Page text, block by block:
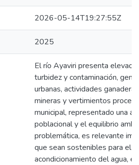
2026-05-14T19:27:55Z
2025
El río Ayaviri presenta
turbidez y contaminación,
urbanas, actividades
mineras y vertimientos
municipal, representado una
poblacional y el equilibrio
problemática, es relevante
que sean sostenibles para el
acondicionamiento del agua,